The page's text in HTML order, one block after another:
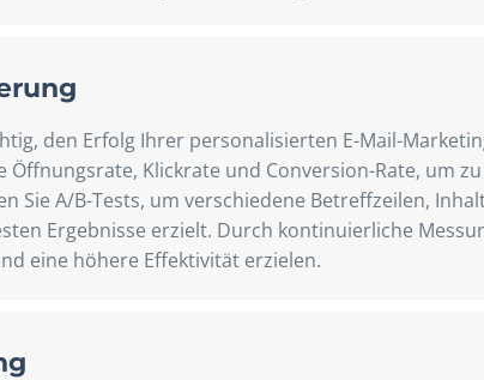
den Erfolg Ihrer personalisierten E-Mail-
Klickrate und Conversion-Rate, um
Sie A/B-Tests, um verschiedene Betreffzeilen,
Ergebnisse erzielt. Durch kontinuierliche
eine höhere Effektivität erzielen.